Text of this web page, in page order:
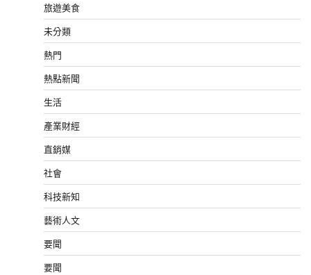
旅遊美食
未分類
熱門
熱點新聞
生活
產業財經
直銷媒
社會
科技新知
藝術人文
要聞
要聞